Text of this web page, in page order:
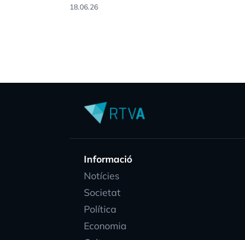
18.06.26
Informació
Notícies
Societat
Política
Economia